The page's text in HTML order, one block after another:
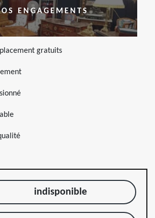
ENGAGEMENTS
gratuits
indisponible